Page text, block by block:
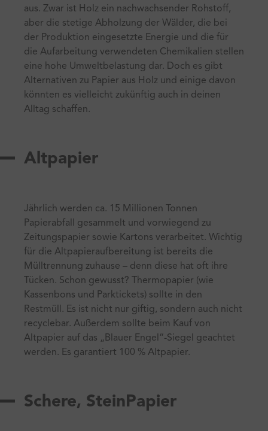
aus. Zwar ist Holz ein nachwachsender Rohstoff,
aber die stetige Abholzung der Wälder, die bei
der Produktion eingesetzte Energie und die für
die Aufarbeitung verwendeten Chemikalien stellen
eine hohe Umweltbelastung dar. Doch es gibt
Alternativen zu Papier aus Holz und einige davon
könnten es vielleicht zukünftig auch in deinen
Alltag schaffen.
Altpapier
Jährlich werden ca. 15 Millionen Tonnen
Papierabfall gesammelt und vorwiegend zu
Zeitungspapier sowie Kartons verarbeitet. Wichtig
für die Altpapieraufbereitung ist bereits die
Mülltrennung zuhause – denn diese hat oft ihre
Tücken. Schon gewusst? Thermopapier (wie
Kassenbons und Parktickets) sollte in den
Restmüll. Es ist nicht nur giftig, sondern auch nicht
recyclebar. Außerdem sollte beim Kauf von
Altpapier auf das „Blauer Engel“-Siegel geachtet
werden. Es garantiert 100 % Altpapier.
Schere, SteinPapier